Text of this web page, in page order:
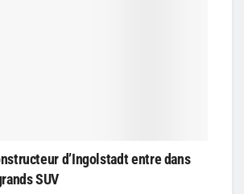
d’Ingolstadt entre dans
SUV